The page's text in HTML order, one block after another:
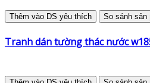
Thêm vào DS yêu thích So sánh sản
Tranh dán tường thác nước